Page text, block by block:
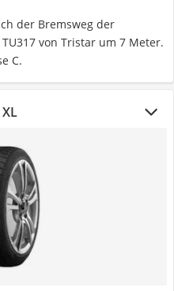
der Bremsweg der
von Tristar um 7 Meter.
C.